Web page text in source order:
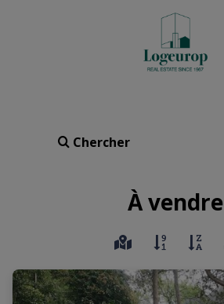
Chercher
À vendre